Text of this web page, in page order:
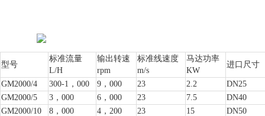
型号
标准流量
L/H
输出转速
rpm
标准线速度
m/s
马达功率
KW
进口尺寸
GM2000/4 300-1 ，000 9 ，000 23 2.2
DN25
GM2000/5
3 ，000 6 ，000 23 7.5
DN40
GM2000/10
8 ，000 4 ，200 23 15
DN50